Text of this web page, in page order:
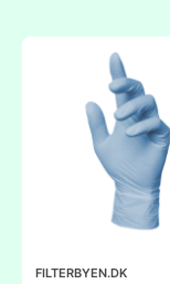
FILTERBYEN.DK